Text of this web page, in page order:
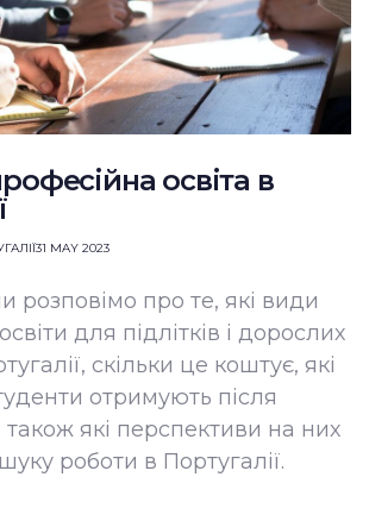
освіта в
31 MAY 2023
розповімо про те, які види
для підлітків і дорослих
скільки це коштує, які
отримують після
також які перспективи на них
роботи в Португалії.